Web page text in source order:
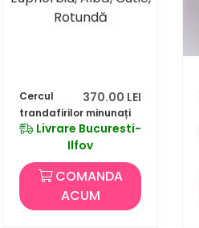
370.00 LEI
Cercul
trandafirilor minunați
Livrare Bucuresti-
Ilfov
COMANDA
ACUM